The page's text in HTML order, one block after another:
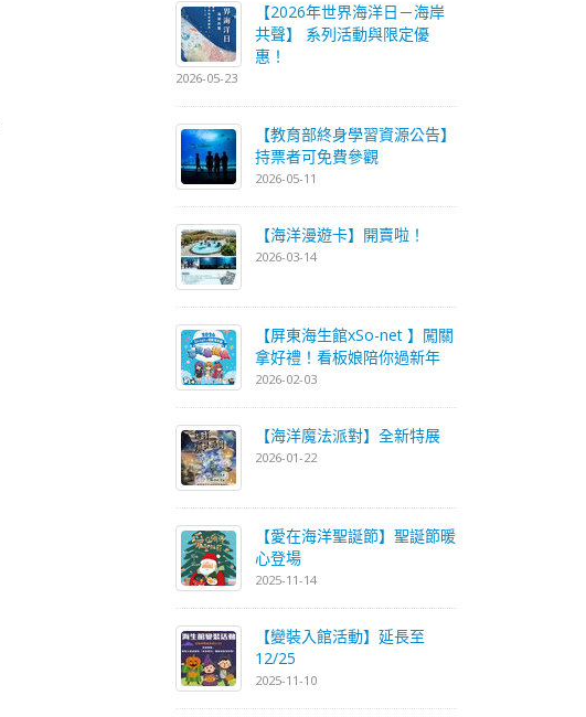
【2026年世界海洋日－海岸
共聲】 系列活動與限定優
惠！
2026-05-23
【教育部終身學習資源公告】
持票者可免費參觀
2026-05-11
【海洋漫遊卡】開賣啦！
2026-03-14
【屏東海生館xSo-net 】闖關
拿好禮！看板娘陪你過新年
2026-02-03
【海洋魔法派對】全新特展
2026-01-22
【愛在海洋聖誕節】聖誕節暖
心登場
2025-11-14
【變裝入館活動】延長至
12/25
2025-11-10